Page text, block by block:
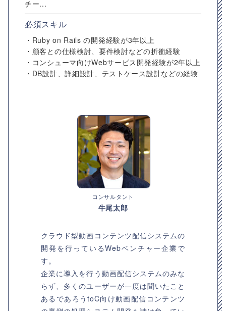
チー...
必須スキル
・Ruby on Rails の開発経験が3年以上
・顧客との仕様検討、要件検討などの折衝経験
・コンシューマ向けWebサービス開発経験が2年以上
・DB設計、詳細設計、テストケース設計などの経験
コンサルタント
牛尾太郎
クラウド型動画コンテンツ配信システムの
開発を行っているWebベンチャー企業で
す。
企業に導入を行う動画配信システムのみな
らず、多くのユーザーが一度は聞いたこと
あるであろうtoC向け動画配信コンテンツ